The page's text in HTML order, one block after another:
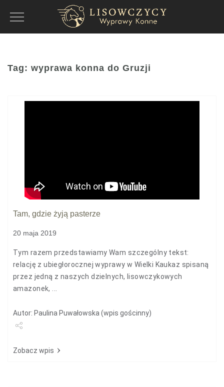
Toggle
Tag: wyprawa konna do Gruzji
Tam, gdzie żyją pasterze
20 maja 2019
Tym razem przedstawiamy Wam szczególny tekst:
relację z ubiegłorocznej wyprawy w Wielki Kaukaz spisaną
przez jedną z naszych dzielnych, lisowczykowych
amazonek, ...
Autor: Paulina Puwałowska (wpis gościnny)
Zobacz wpis